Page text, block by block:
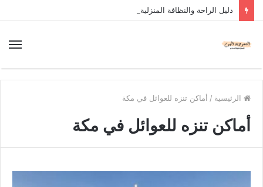
دليل الراحة والنظافة المنزلية
الرئيسية / أماكن تنزه للعوائل في مكة
أماكن تنزه للعوائل في مكة